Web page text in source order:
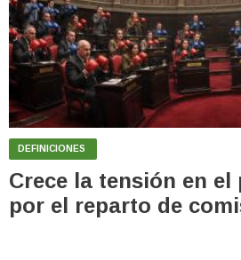
DEFINICIONES
Crece la tensión en el
por el reparto de